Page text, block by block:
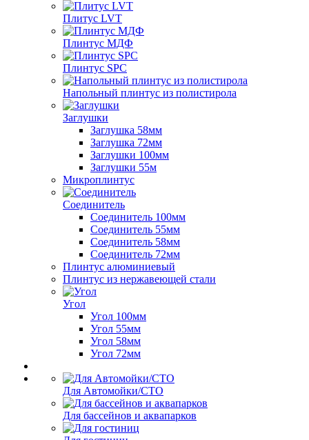
Плитус LVT
Плинтус МДФ
Плинтус SPC
Напольный плинтус из полистирола
Заглушки
Заглушка 58мм
Заглушка 72мм
Заглушки 100мм
Заглушки 55м
Микроплинтус
Соединитель
Соединитель 100мм
Соединитель 55мм
Соединитель 58мм
Соединитель 72мм
Плинтус алюминиевый
Плинтус из нержавеющей стали
Угол
Угол 100мм
Угол 55мм
Угол 58мм
Угол 72мм
Для Автомойки/СТО
Для бассейнов и аквапарков